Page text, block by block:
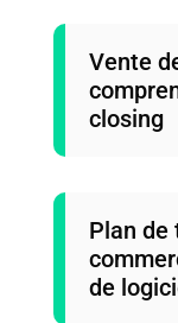
Vente
closing
Plan de
de